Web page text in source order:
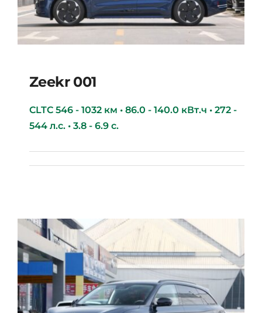
Zeekr 001
Zeekr 001
CLTC 546 - 1032 км • 86.0 - 140.0 кВт.ч • 272 -
544 л.с. • 3.8 - 6.9 с.